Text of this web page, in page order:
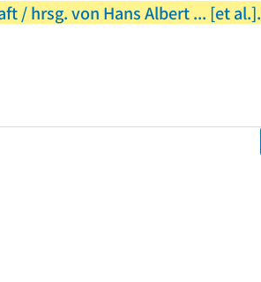
/ hrsg. von Hans Albert ... [et al.].